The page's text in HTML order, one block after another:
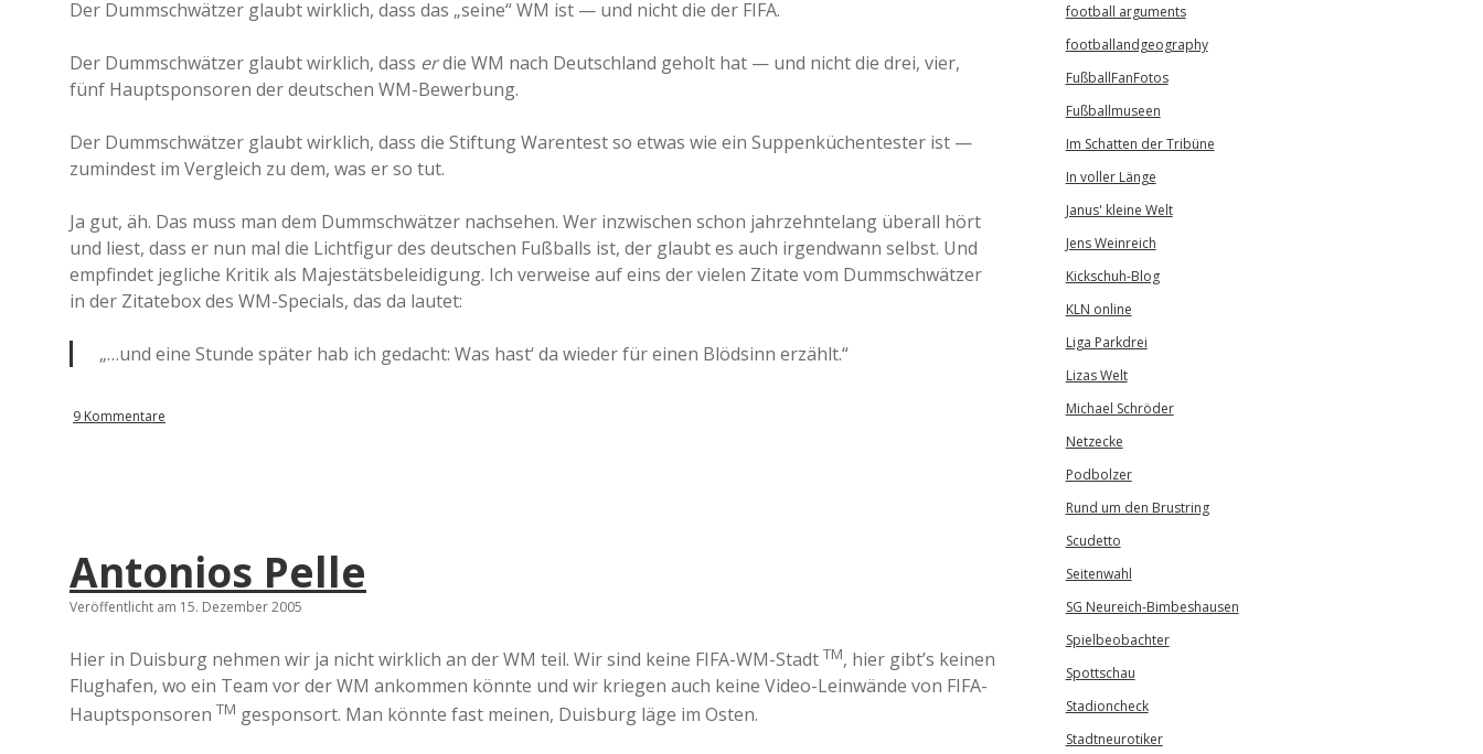
Der Dummschwätzer glaubt wirklich, dass das „seine“ WM ist — und nicht die der FIFA.
Der Dummschwätzer glaubt wirklich, dass erdie WM nach Deutschland geholt hat — und nicht die drei, vier,
fünf Hauptsponsoren der deutschen WM-Bewerbung.
Der Dummschwätzer glaubt wirklich, dass die Stiftung Warentest so etwas wie ein Suppenküchentester ist —
zumindest im Vergleich zu dem, was er so tut.
Ja gut, äh. Das muss man dem Dummschwätzer nachsehen. Wer inzwischen schon jahrzehntelang überall hört
und liest, dass er nun mal die Lichtfigur des deutschen Fußballs ist, der glaubt es auch irgendwann selbst. Und
empfindet jegliche Kritik als Majestätsbeleidigung. Ich verweise auf eins der vielen Zitate vom Dummschwätzer
in der Zitatebox des WM-Specials, das da lautet:
„…und eine Stunde später hab ich gedacht: Was hast‘ da wieder für einen Blödsinn erzählt.“
9 Kommentare
Antonios Pelle
Veröffentlicht am 15. Dezember 2005
Hier in Duisburg nehmen wir ja nicht wirklich an der WM teil. Wir sind keine FIFA-WM-Stadt TM, hier gibt’s keinen
Flughafen, wo ein Team vor der WM ankommen könnte und wir kriegen auch keine Video-Leinwände von FIFA-
Hauptsponsoren TM gesponsort. Man könnte fast meinen, Duisburg läge im Osten.
football arguments
footballandgeography
FußballFanFotos
Fußballmuseen
Im Schatten der Tribüne
In voller Länge
Janus' kleine Welt
Jens Weinreich
Kickschuh-Blog
KLN online
Liga Parkdrei
Lizas Welt
Michael Schröder
Netzecke
Podbolzer
Rund um den Brustring
Scudetto
Seitenwahl
SG Neureich-Bimbeshausen
Spielbeobachter
Spottschau
Stadioncheck
Stadtneurotiker